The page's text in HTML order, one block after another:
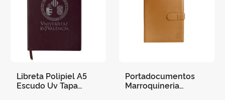
Libreta Polipiel A5
Escudo Uv Tapa
Portadocumentos
Marroquineria